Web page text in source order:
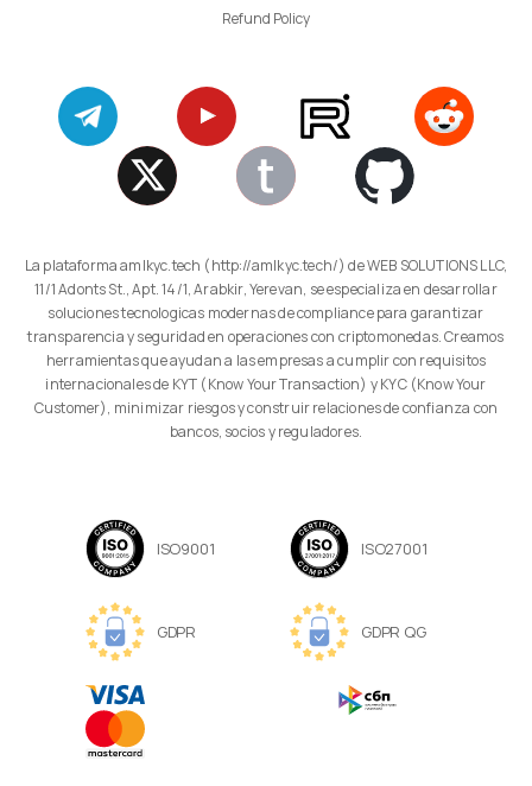
Refund Policy
La plataforma amlkyc.tech (http://amlkyc.tech/) de WEB SOLUTIONS LLC,
11/1 Adonts St., Apt. 14/1, Arabkir, Yerevan, se especializa en desarrollar
soluciones tecnologicas modernas de compliance para garantizar
transparencia y seguridad en operaciones con criptomonedas. Creamos
herramientas que ayudan a las empresas a cumplir con requisitos
internacionales de KYT (Know Your Transaction) y KYC (Know Your
Customer), minimizar riesgos y construir relaciones de confianza con
bancos, socios y reguladores.
ISO9001 ISO27001
GDPR GDPR QG